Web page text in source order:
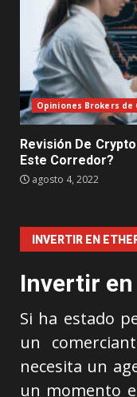
Opiniones Brokers de
Revisión De
Este Corredor?
agosto 4, 2022
INVERTIR EN
Invertir
Si ha estado
un
necesita un
un momento